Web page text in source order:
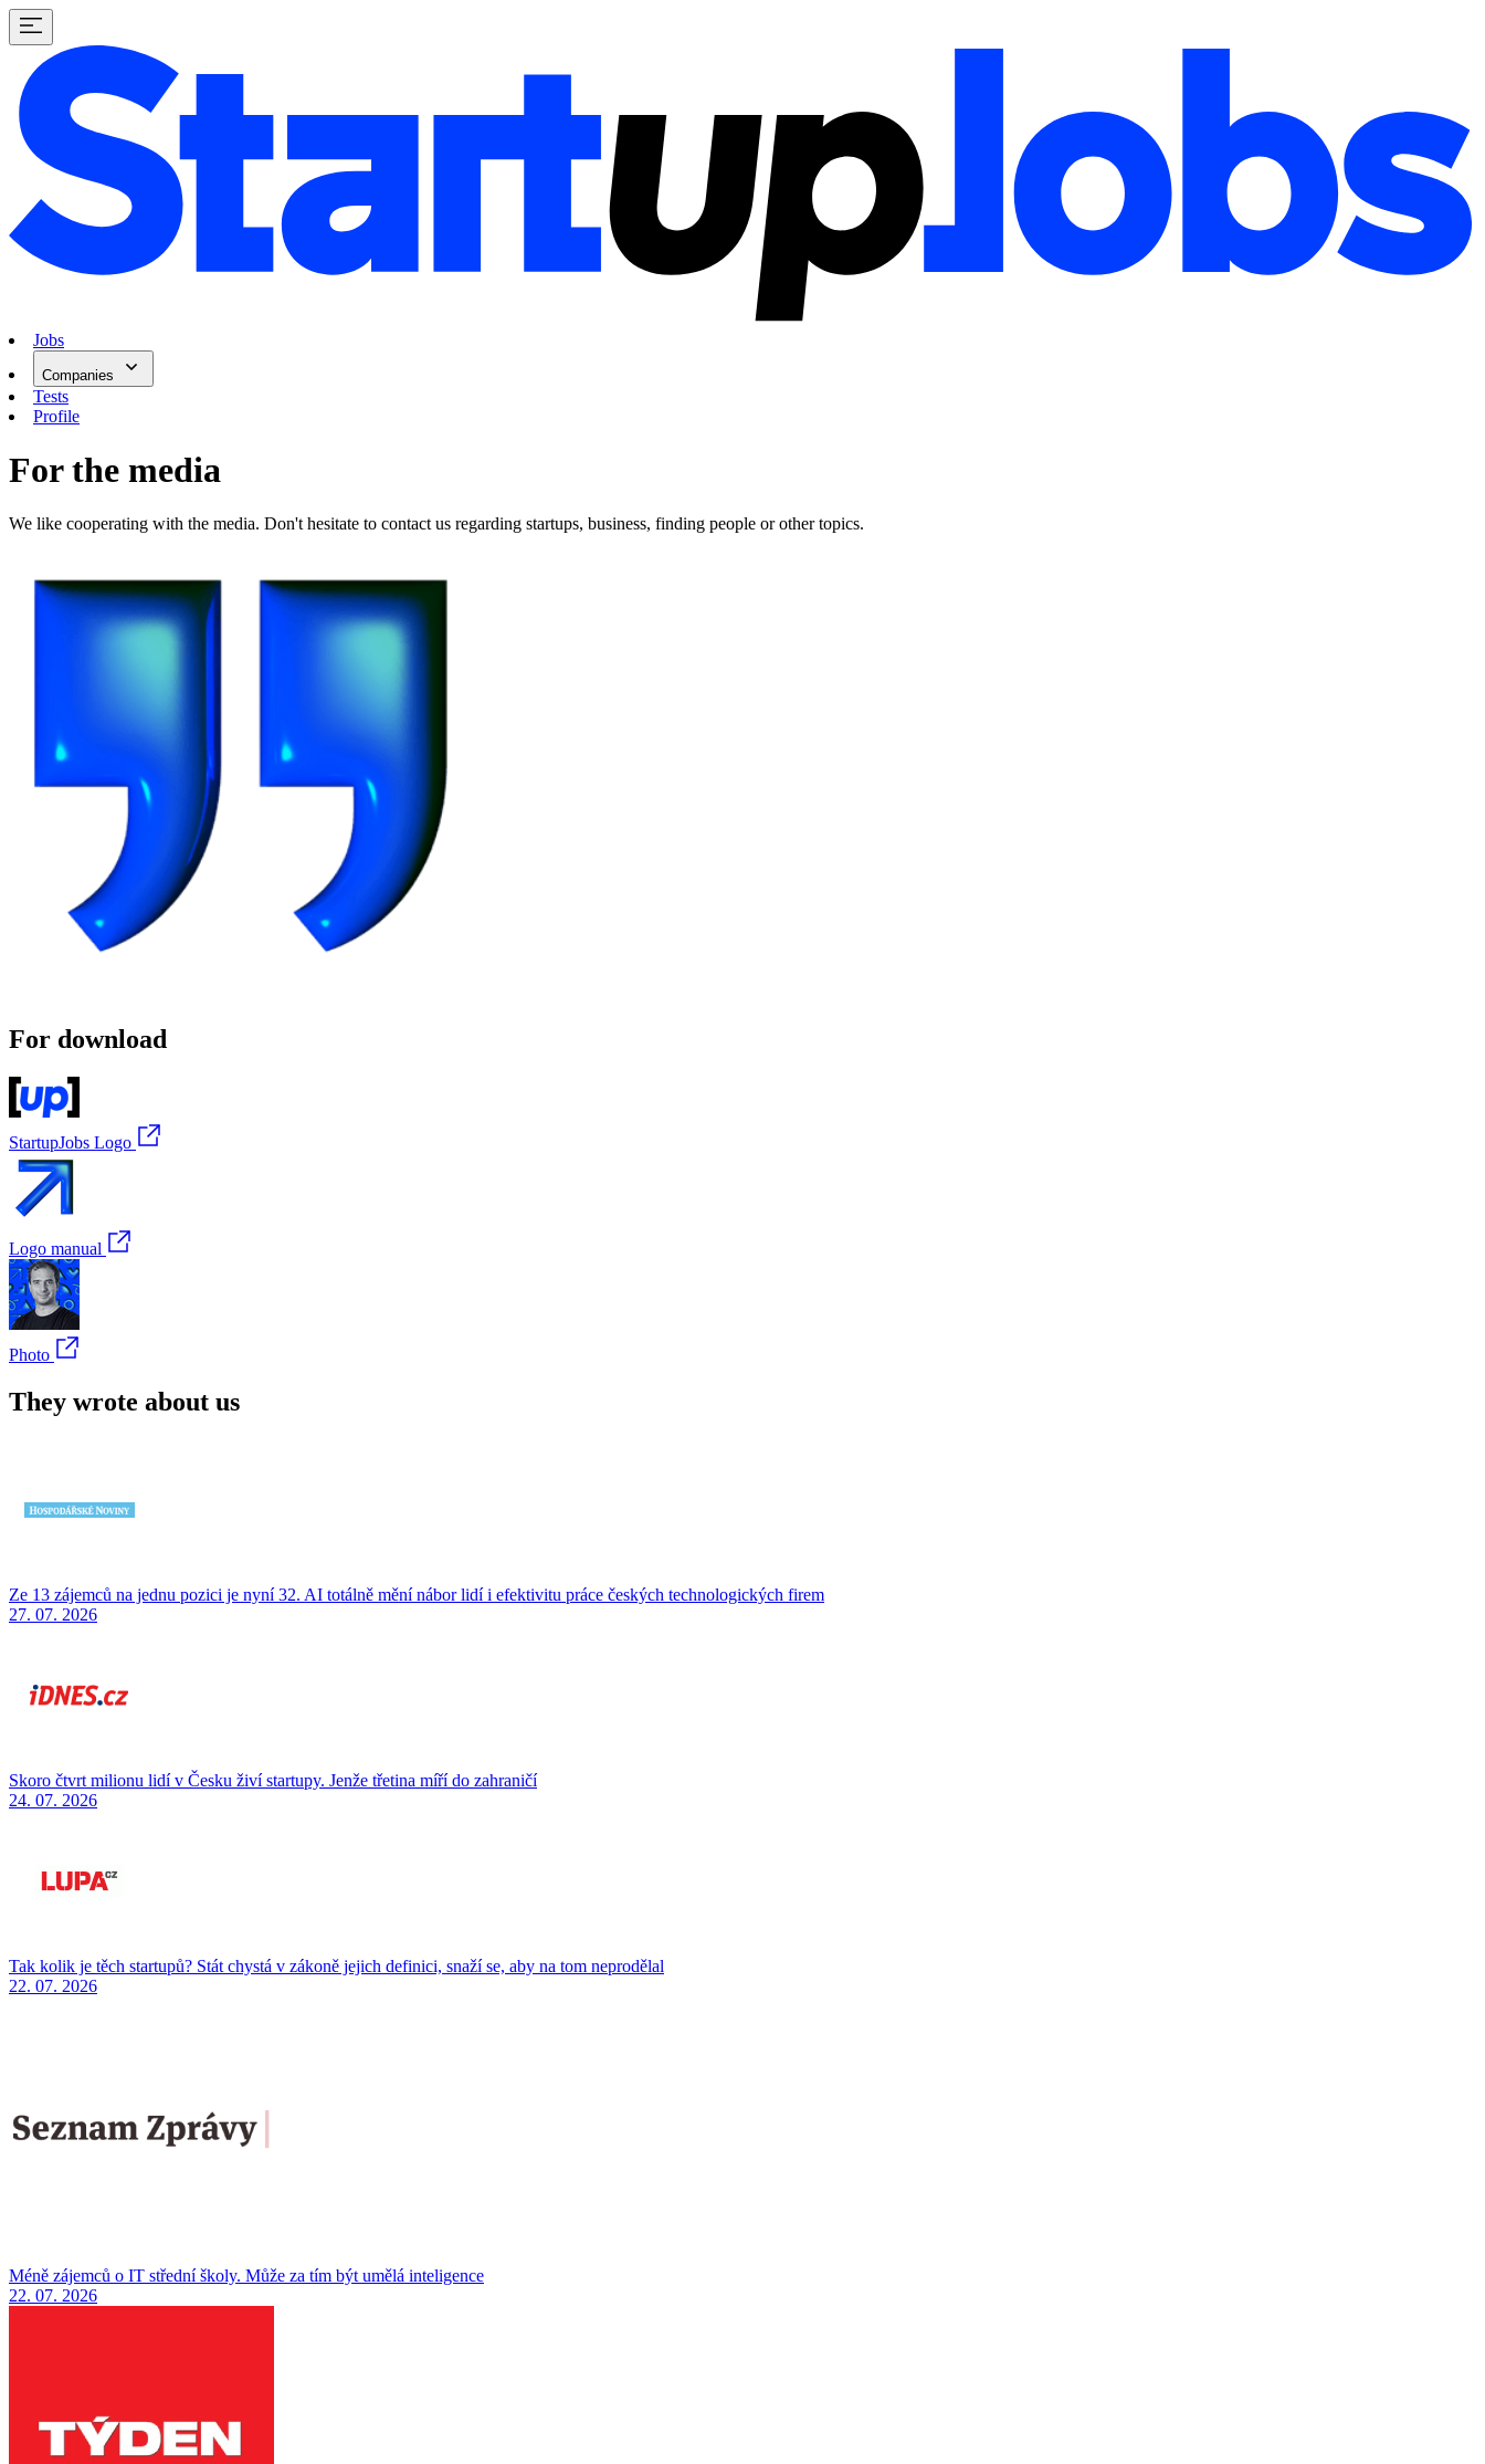
Jobs
Companies
Tests
Profile
For the media
We like cooperating with the media. Don't hesitate to contact us regarding startups, business, finding people or other topics.
For download
StartupJobs Logo
Logo manual
Photo
They wrote about us
Ze 13 zájemců na jednu pozici je nyní 32. AI totálně mění nábor lidí i efektivitu práce českých technologických firem
27. 07. 2026
Skoro čtvrt milionu lidí v Česku živí startupy. Jenže třetina míří do zahraničí
24. 07. 2026
Tak kolik je těch startupů? Stát chystá v zákoně jejich definici, snaží se, aby na tom neprodělal
22. 07. 2026
Méně zájemců o IT střední školy. Může za tím být umělá inteligence
22. 07. 2026